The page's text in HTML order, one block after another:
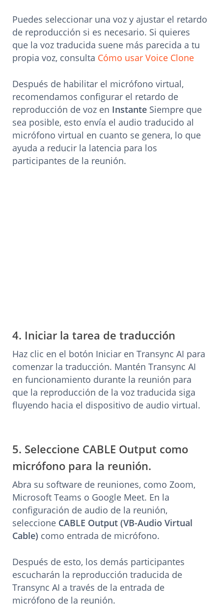
Puedes seleccionar una voz y ajustar el retardo
de reproducción si es necesario. Si quieres
que la voz traducida suene más parecida a tu
propia voz, consulta Cómo usar Voice Clone
Después de habilitar el micrófono virtual,
recomendamos configurar el retardo de
reproducción de voz en Instante Siempre que
sea posible, esto envía el audio traducido al
micrófono virtual en cuanto se genera, lo que
ayuda a reducir la latencia para los
participantes de la reunión.
4. Iniciar la tarea de traducción
Haz clic en el botón Iniciar en Transync AI para
comenzar la traducción. Mantén Transync AI
en funcionamiento durante la reunión para
que la reproducción de la voz traducida siga
fluyendo hacia el dispositivo de audio virtual.
5. Seleccione CABLE Output como
micrófono para la reunión.
Abra su software de reuniones, como Zoom,
Microsoft Teams o Google Meet. En la
configuración de audio de la reunión,
seleccione CABLE Output (VB-Audio Virtual
Cable) como entrada de micrófono.
Después de esto, los demás participantes
escucharán la reproducción traducida de
Transync AI a través de la entrada de
micrófono de la reunión.